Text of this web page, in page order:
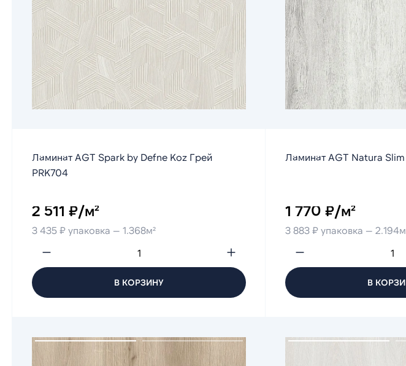
Ламинат AGT Spark by Defne Koz Грей
PRK704
2 511 ₽/м²
3 435 ₽ упаковка — 1.368м²
В КОРЗИНУ
Ламинат AGT Natura
1 770 ₽/м²
3 883 ₽ упаковка —
В